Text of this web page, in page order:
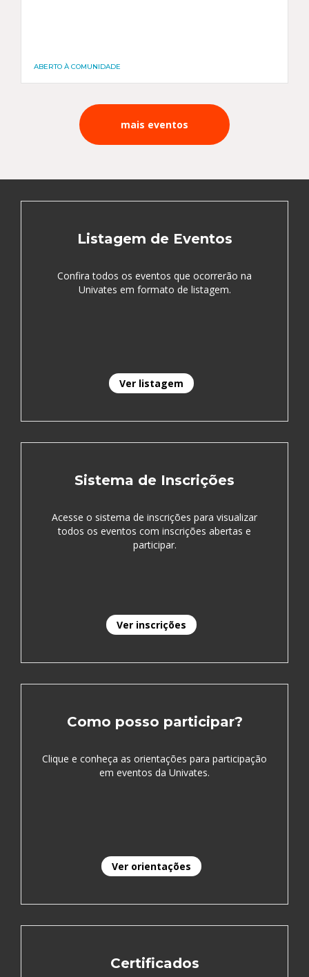
ABERTO À COMUNIDADE
mais eventos
Listagem de Eventos
Confira todos os eventos que ocorrerão na
Univates em formato de listagem.
Ver listagem
Sistema de Inscrições
Acesse o sistema de inscrições para visualizar
todos os eventos com inscrições abertas e
participar.
Ver inscrições
Como posso participar?
Clique e conheça as orientações para participação
em eventos da Univates.
Ver orientações
Certificados